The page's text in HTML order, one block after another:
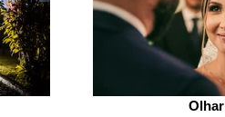
Olhar